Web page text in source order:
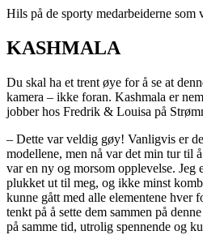
Hils på de sporty medarbeiderne som
KASHMALA
Du skal ha et trent øye for å se at
kamera – ikke foran. Kashmala er
jobber hos Fredrik & Louisa på
– Dette var veldig gøy! Vanligvis er
modellene, men nå var det min tur til
var en ny og morsom opplevelse. Jeg
plukket ut til meg, og ikke minst
kunne gått med alle elementene hver
tenkt på å sette dem sammen på
på samme tid, utrolig spennende og